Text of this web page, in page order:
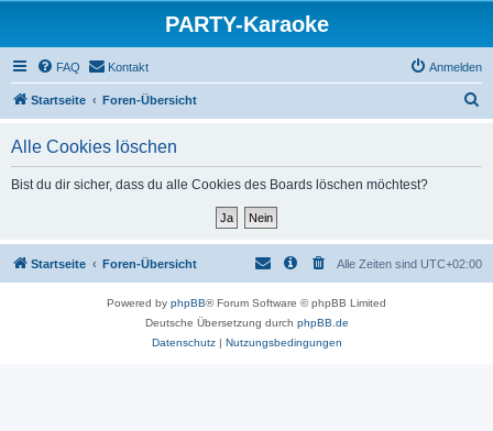
PARTY-Karaoke
FAQ Kontakt Anmelden
Startseite Foren-Übersicht
Alle Cookies löschen
Bist du dir sicher, dass du alle Cookies des Boards löschen möchtest?
Startseite Foren-Übersicht Alle Zeiten sind UTC+02:00
Powered by phpBB® Forum Software © phpBB Limited
Deutsche Übersetzung durch phpBB.de
Datenschutz| Nutzungsbedingungen